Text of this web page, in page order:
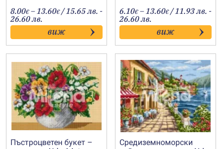
8.00€ –13.60€Price
range:
8.00€
through
13.60€
/ 15.65 лв. -
26.60 лв.
виж
6.10€ –13.60€Price
range:
6.10€
through
13.60€
/ 11.93 лв. -
26.60 лв.
виж
Пъстроцветен букет –
Средиземноморски